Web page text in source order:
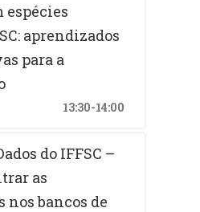
espécies
aprendizados
para a
13:30-14:00
do IFFSC –
as
nos bancos de